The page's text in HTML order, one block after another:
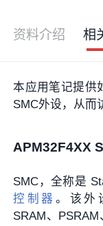
资料介绍 相
本应用笔记提供
SMC外设，从而
APM32F4XX
SMC，全称是
控制器。该外
SRAM、PSRAM